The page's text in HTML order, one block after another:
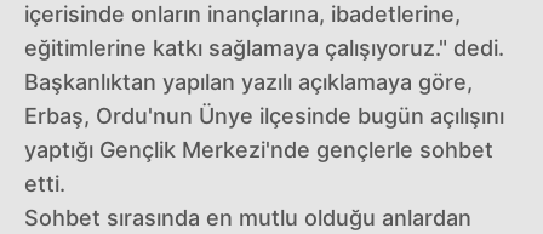
içerisinde onların inançlarına, ibadetlerine,
eğitimlerine katkı sağlamaya çalışıyoruz." dedi.
Başkanlıktan yapılan yazılı açıklamaya göre,
Erbaş, Ordu'nun Ünye ilçesinde bugün açılışını
yaptığı Gençlik Merkezi'nde gençlerle sohbet
etti.
Sohbet sırasında en mutlu olduğu anlardan